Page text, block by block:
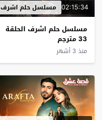
02:15:34 مسلسل حلم اشرف
مسلسل حلم اشرف الحلقة
33 مترجم
منذ 3 أشهر